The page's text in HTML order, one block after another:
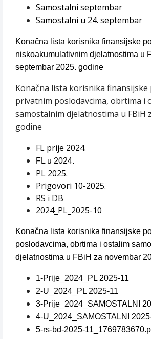
Samostalni septembar
Samostalni u 24. septembar
Konačna lista korisnika finansijske
niskoakumulativnim djelatnostima u
septembar 2025. godine
Konačna lista korisnika finansijske
privatnim poslodavcima, obrtima i
samostalnim djelatnostima u FBiH
godine
FL prije 2024.
FL u 2024.
PL 2025.
Prigovori 10-2025.
RS i DB
2024_PL_2025-10
Konačna lista korisnika finansijske
poslodavcima, obrtima i ostalim
djelatnostima u FBiH za novembar
1-Prije_2024_PL 2025-11
2-U_2024_PL 2025-11
3-Prije_2024_SAMOSTALNI
4-U_2024_SAMOSTALNI
5-rs-bd-2025-